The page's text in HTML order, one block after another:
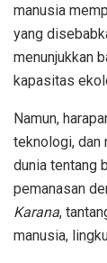
manusia
yang
menunjukkan
kapasitas
Namun,
teknologi, dan
dunia tentang
pemanasan
Karana,
manusia,